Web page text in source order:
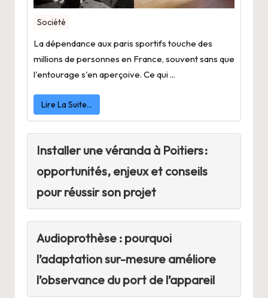
Société
La dépendance aux paris sportifs touche des
millions de personnes en France, souvent sans que
l'entourage s'en aperçoive. Ce qui ...
Lire La Suite…
Installer une véranda à Poitiers :
opportunités, enjeux et conseils
pour réussir son projet
Audioprothèse : pourquoi
l’adaptation sur-mesure améliore
l’observance du port de l’appareil